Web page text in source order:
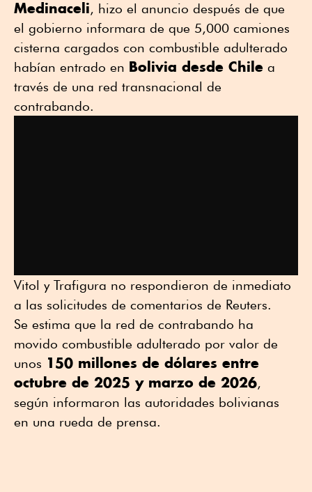
Medinaceli, hizo el anuncio después de que
el gobierno informara de que 5,000 camiones
cisterna cargados con combustible adulterado
habían entrado en Bolivia desde Chile a
través de una red transnacional de
contrabando.
Vitol y Trafigura no respondieron de inmediato
a las solicitudes de comentarios de Reuters.
Se estima que la red de contrabando ha
movido combustible adulterado por valor de
unos 150 millones de dólares entre
octubre de 2025 y marzo de 2026,
según informaron las autoridades bolivianas
en una rueda de prensa.